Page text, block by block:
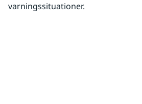
varningssituationer.